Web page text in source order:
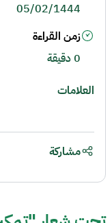
05/02/1444
زمن القراءة
0 دقيقة
العلامات
مشاركة